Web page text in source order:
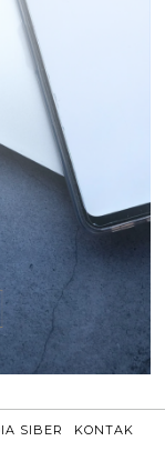
SIBER KONTAK